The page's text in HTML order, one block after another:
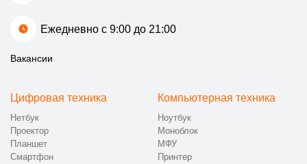
Ежедневно с 9:00 до 21:00
Вакансии
Цифровая техника
Нетбук
Проектор
Планшет
Смартфон
Компьютерная техника
Ноутбук
Моноблок
МФУ
Принтер